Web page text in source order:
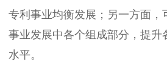
专利事业均衡发展；另一方面，
事业发展中各个组成部分，提升
水平。